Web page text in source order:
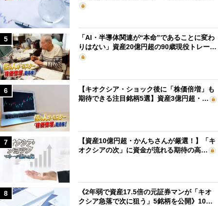
5
「AI・半導体関連が“本命”であることに変わ
りはない」資産20億円超の90歳現役トレー…
6
【キオクシア・ショック後に「株価倍増」も
期待できる注目銘柄5選】資産3億円超・…
7
【資産10億円超・かんちさんが厳選！】「キ
オクシアの次」に資金が流れる期待の高…
8
《2年弱で資産17.5倍の元証券マンが「キオ
クシア急落で次に狙う」5銘柄を公開》10…